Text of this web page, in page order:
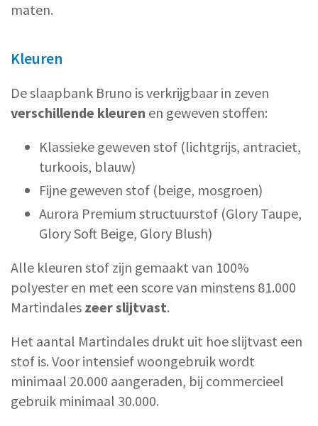
maten.
Kleuren
De slaapbank Bruno is verkrijgbaar in zeven
verschillende kleuren en geweven stoffen:
Klassieke geweven stof (lichtgrijs, antraciet,
turkoois, blauw)
Fijne geweven stof (beige, mosgroen)
Aurora Premium structuurstof (Glory Taupe,
Glory Soft Beige, Glory Blush)
Alle kleuren stof zijn gemaakt van 100%
polyester en met een score van minstens 81.000
Martindales zeer slijtvast.
Het aantal Martindales drukt uit hoe slijtvast een
stof is. Voor intensief woongebruik wordt
minimaal 20.000 aangeraden, bij commercieel
gebruik minimaal 30.000.